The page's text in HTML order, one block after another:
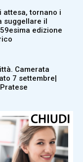
attesa, tornano i
suggellare il
edizione
Camerata
7 settembre|
speciali
Biagini